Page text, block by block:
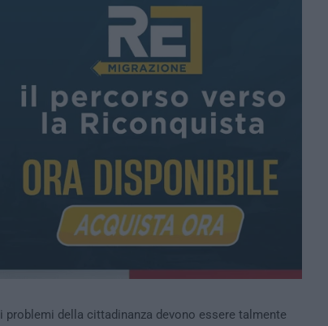
i problemi della cittadinanza devono essere talmente